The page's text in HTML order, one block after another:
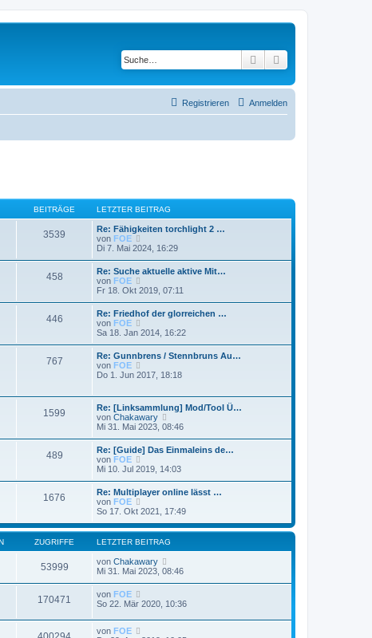
Suche
Anmelden
Registrieren
BEITRÄGE LETZTER BEITRAG
3539
Re: Fähigkeiten torchlight 2 …
von FOE
e
e
s
t
e
r
B
i
t
r
a
g
Di 7. Mai 2024, 16:29
458
Re: Suche aktuelle aktive Mit…
von FOE
e
e
s
t
e
r
B
i
r
a
g
Fr 18. Okt 2019, 07:11
446
Re: Friedhof der glorreichen …
von FOE
e
s
t
e
B
e
i
t
r
a
g
Sa 18. Jan 2014, 16:22
767
Re: Gunnbrens / Stennbruns Au…
von FOE
e
t
e
r
B
e
t
r
a
g
Do 1. Jun 2017, 18:18
1599
Re: [Linksammlung] Mod/Tool Ü…
von Chakawary
e
e
s
e
r
B
i
t
r
a
g
Mi 31. Mai 2023, 08:46
489
Re: [Guide] Das Einmaleins de…
von FOE
e
s
t
e
r
B
e
i
t
r
a
Mi 10. Jul 2019, 14:03
1676
Re: Multiplayer online lässt …
von FOE
e
e
s
e
r
B
e
t
So 17. Okt 2021, 17:49
ZUGRIFFE LETZTER BEITRAG
53999 von Chakawary
Mi 31. Mai 2023, 08:46
170471 von FOE
So 22. Mär 2020, 10:36
von FOE